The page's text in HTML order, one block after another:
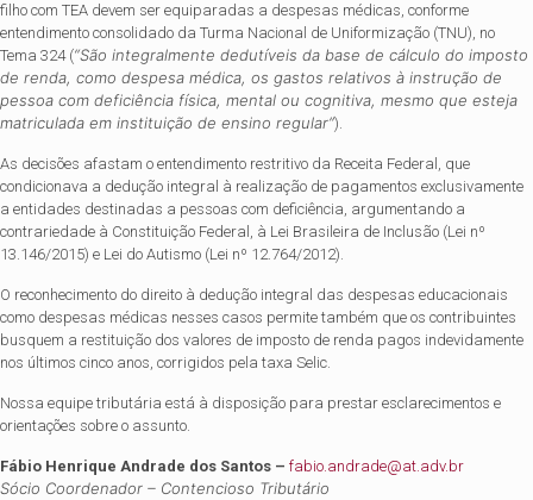
filho com TEA devem ser equiparadas a despesas médicas, conforme
entendimento consolidado da Turma Nacional de Uniformização (TNU), no
Tema 324 (“São integralmente dedutíveis da base de cálculo do imposto
de renda, como despesa médica, os gastos relativos à instrução de
pessoa com deficiência física, mental ou cognitiva, mesmo que esteja
matriculada em instituição de ensino regular”).
As decisões afastam o entendimento restritivo da Receita Federal, que
condicionava a dedução integral à realização de pagamentos exclusivamente
a entidades destinadas a pessoas com deficiência, argumentando a
contrariedade à Constituição Federal, à Lei Brasileira de Inclusão (Lei nº
13.146/2015) e Lei do Autismo (Lei nº 12.764/2012).
O reconhecimento do direito à dedução integral das despesas educacionais
como despesas médicas nesses casos permite também que os contribuintes
busquem a restituição dos valores de imposto de renda pagos indevidamente
nos últimos cinco anos, corrigidos pela taxa Selic.
Nossa equipe tributária está à disposição para prestar esclarecimentos e
orientações sobre o assunto.
Fábio Henrique Andrade dos Santos – fabio.andrade@at.adv.br
Sócio Coordenador – Contencioso Tributário